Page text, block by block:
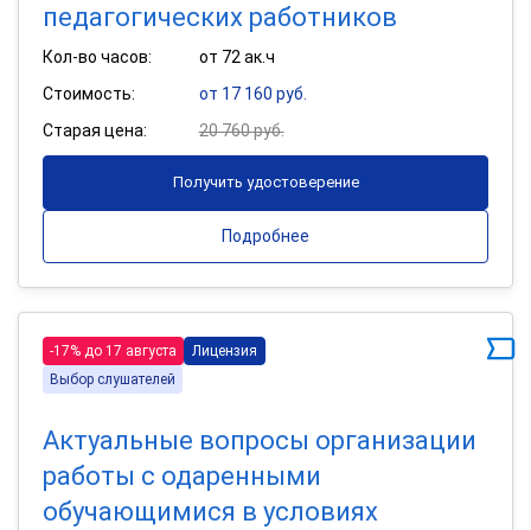
педагогических работников
Кол-во часов:
от 72 ак.ч
Стоимость:
от 17 160 руб.
Старая цена:
20 760 руб.
Получить удостоверение
Подробнее
-17% до 17 августа
Лицензия
Выбор слушателей
Актуальные вопросы организации
работы с одаренными
обучающимися в условиях